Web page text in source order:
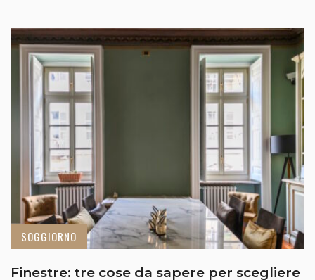
SOGGIORNO
Finestre: tre cose da sapere per scegliere